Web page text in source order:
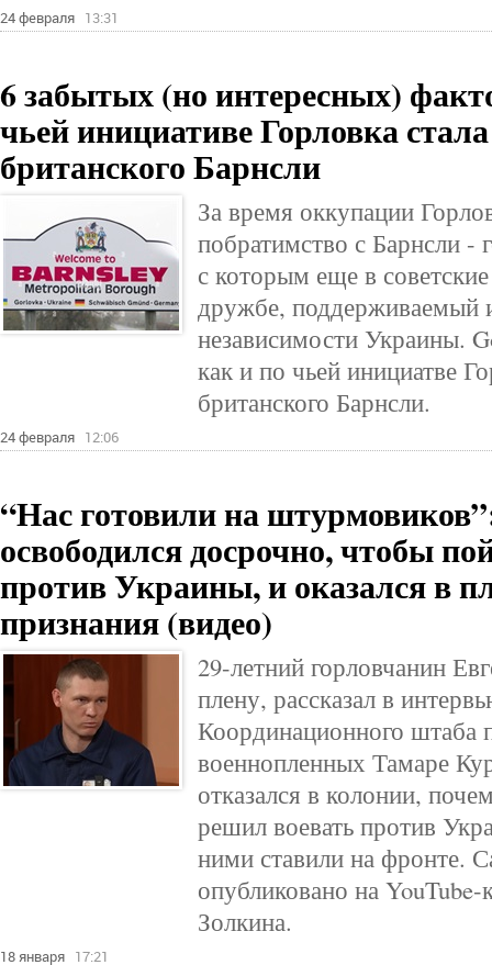
24 февраля 13:31
6 забытых (но интересных)
чьей инициативе Горловка
британского Барнсли
За время оккупации
побратимство с Барнсли -
с которым еще в
дружбе, поддерживаемый
независимости Украины.
как и по чьей инициатве
британского Барнсли.
24 февраля 12:06
“Нас готовили на
освободился досрочно, чтобы
против Украины, и оказался в
признания (видео)
29-летний горловчанин
плену, рассказал в
Координационного штаба
военнопленных Тамаре
отказался в колонии,
решил воевать против
ними ставили на фронте.
опубликовано на
Золкина.
18 января 17:21